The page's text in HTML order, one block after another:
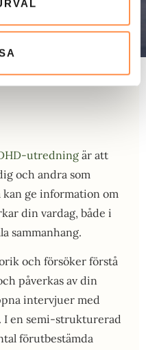
utredningär att
och andra som
ge information om
din vardag, både i
sammanhang.
och försöker förstå
påverkas av din
intervjuer med
I en semi-strukturerad
förutbestämda